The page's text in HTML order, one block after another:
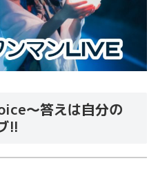
～答えは自分の
!!